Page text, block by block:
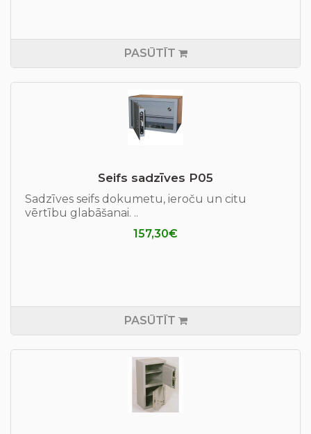
PASŪTĪT
Seifs sadzīves P05
Sadzīves seifs dokumetu, ieroču un citu
vērtību glabāšanai. ..
157,30€
PASŪTĪT